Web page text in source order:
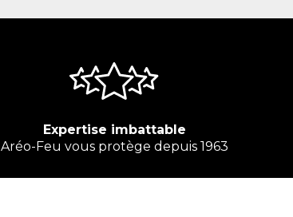
Expertise imbattable
Aréo-Feu vous protège depuis 1963